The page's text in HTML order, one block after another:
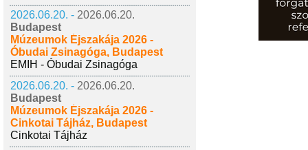
2026.06.20. - 2026.06.20.
Budapest
Múzeumok Éjszakája 2026 -
Óbudai Zsinagóga, Budapest
EMIH - Óbudai Zsinagóga
2026.06.20. - 2026.06.20.
Budapest
Múzeumok Éjszakája 2026 -
Cinkotai Tájház, Budapest
Cinkotai Tájház